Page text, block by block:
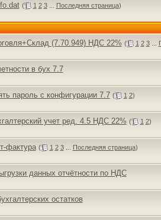
( 1 2 3... Последняя страница)
(7.70.949) НДС 22% ( 1 2 3...
в бух 7.7
пароль с конфигурации 7.7 ( 1 2)
учет ред. 4.5 НДС 22% ( 1 2)
фактура ( 1 2 3... Последняя страница)
данных отчётности по НДС
остатков